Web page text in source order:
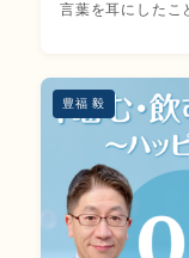
言葉を耳にしたこ
豊福 毅